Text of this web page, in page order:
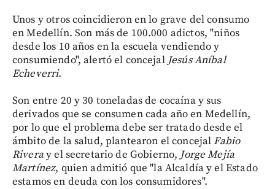
Unos y otros coincidieron en lo grave del consumo
en Medellín. Son más de 100.000 adictos, "niños
desde los 10 años en la escuela vendiendo y
consumiendo", alertó el concejal Jesús Aníbal
Echeverri.
Son entre 20 y 30 toneladas de cocaína y sus
derivados que se consumen cada año en Medellín,
por lo que el problema debe ser tratado desde el
ámbito de la salud, plantearon el concejalFabio
Riveray el secretario de Gobierno, Jorge Mejía
Martínez, quien admitió que "la Alcaldía y el Estado
estamos en deuda con los consumidores".